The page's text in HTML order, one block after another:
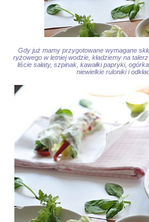
Gdy już mamy przygotowane wymagane
ryżowego w letniej wodzie, kładziemy na
liście sałaty, szpinak, kawałki papryki,
niewielkie ruloniki i